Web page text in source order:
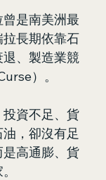
是南美洲最
長期依靠石
、製造業競
）。
資不足、貨
，卻沒有足
高通膨、貨